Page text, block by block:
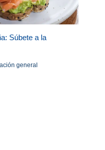
Súbete a la
general